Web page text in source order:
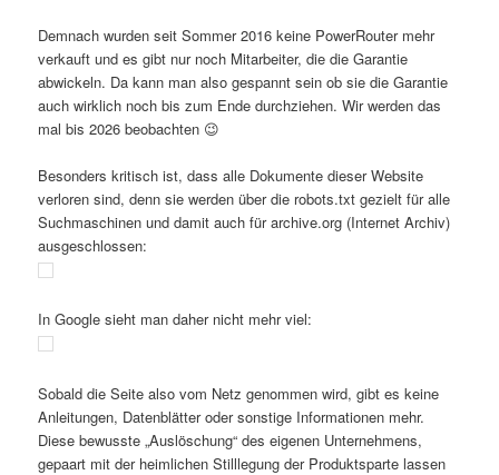
Demnach wurden seit Sommer 2016 keine PowerRouter mehr
verkauft und es gibt nur noch Mitarbeiter, die die Garantie
abwickeln. Da kann man also gespannt sein ob sie die Garantie
auch wirklich noch bis zum Ende durchziehen. Wir werden das
mal bis 2026 beobachten 😉
Besonders kritisch ist, dass alle Dokumente dieser Website
verloren sind, denn sie werden über die robots.txt gezielt für alle
Suchmaschinen und damit auch für archive.org (Internet Archiv)
ausgeschlossen:
In Google sieht man daher nicht mehr viel:
Sobald die Seite also vom Netz genommen wird, gibt es keine
Anleitungen, Datenblätter oder sonstige Informationen mehr.
Diese bewusste „Auslöschung“ des eigenen Unternehmens,
gepaart mit der heimlichen Stilllegung der Produktsparte lassen